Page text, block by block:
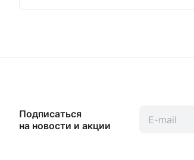
Подписаться
на новости и акции